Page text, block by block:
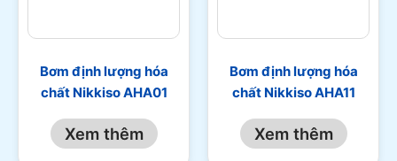
Bơm định lượng hóa
chất Nikkiso AHA01
Xem thêm
Bơm định lượng hóa
chất Nikkiso AHA11
Xem thêm